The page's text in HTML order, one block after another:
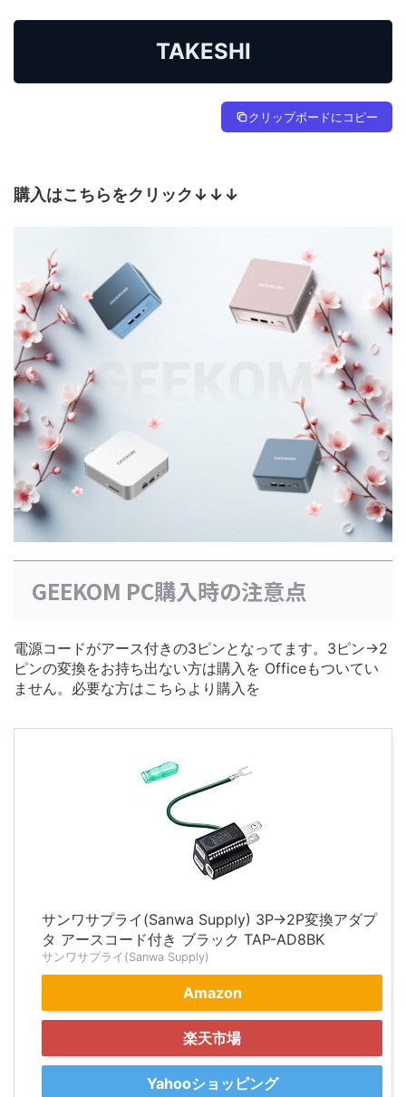
TAKESHI
クリップボードにコピー
購入はこちらをクリック↓↓↓
GEEKOM PC購入時の注意点
電源コードがアース付きの3ピンとなってます。3ピン→2
ピンの変換をお持ち出ない方は購入を Officeもついてい
ません。必要な方はこちらより購入を
サンワサプライ(Sanwa Supply) 3P→2P変換アダプ
タ アースコード付き ブラック TAP-AD8BK
サンワサプライ(Sanwa Supply)
Amazon
楽天市場
Yahooショッピング